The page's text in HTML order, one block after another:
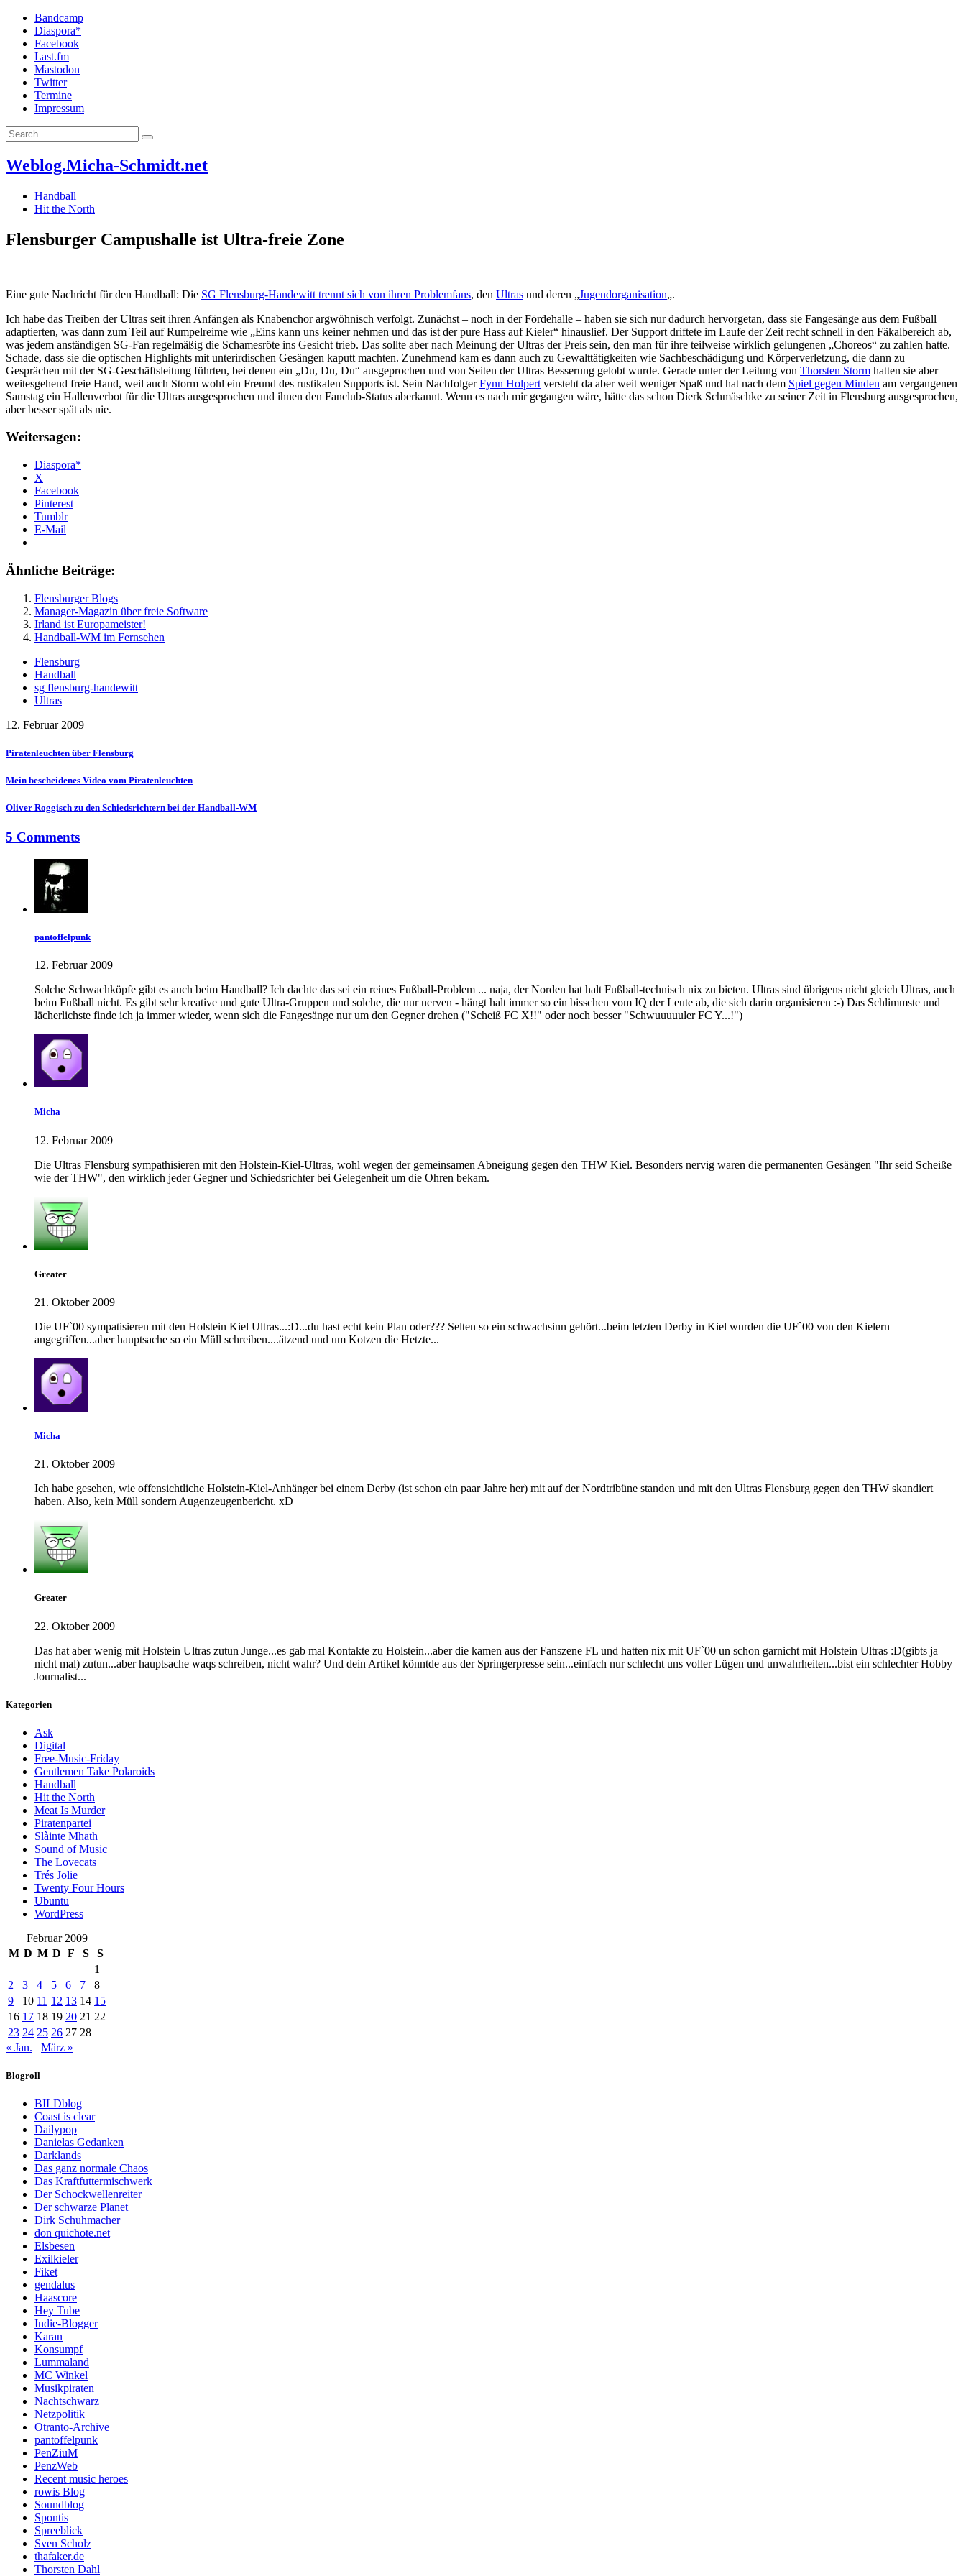
Bandcamp
Diaspora*
Facebook
Last.fm
Mastodon
Twitter
Termine
Impressum
Weblog.Micha-Schmidt.net
Handball
Hit the North
Flensburger Campushalle ist Ultra-freie Zone
Eine gute Nachricht für den Handball: Die SG Flensburg-Handewitt trennt sich von ihren Problemfans, den Ultras und deren „Jugendorganisation„.
Ich habe das Treiben der Ultras seit ihren Anfängen als Knabenchor argwöhnisch verfolgt. Zunächst – noch in der Fördehalle – haben sie sich nur dadurch hervorgetan, dass sie Fangesänge aus dem Fußball
adaptierten, was dann zum Teil auf Rumpelreime wie „Eins kann uns keiner nehmen und das ist der pure Hass auf Kieler“ hinauslief. Der Support driftete im Laufe der Zeit recht schnell in den Fäkalbereich ab,
was jedem anständigen SG-Fan regelmäßig die Schamesröte ins Gesicht trieb. Das sollte aber nach Meinung der Ultras der Preis sein, den man für ihre teilweise wirklich gelungenen „Choreos“ zu zahlen hatte.
Schade, dass sie die optischen Highlights mit unterirdischen Gesängen kaputt machten. Zunehmend kam es dann auch zu Gewalttätigkeiten wie Sachbeschädigung und Körperverletzung, die dann zu
Gesprächen mit der SG-Geschäftsleitung führten, bei denen ein „Du, Du, Du“ ausgeprochen und von Seiten der Ultras Besserung gelobt wurde. Gerade unter der Leitung von Thorsten Storm hatten sie aber
weitesgehend freie Hand, weil auch Storm wohl ein Freund des rustikalen Supports ist. Sein NachfolgerFynn Holpert versteht da aber weit weniger Spaß und hat nach dem Spiel gegen Minden am vergangenen
Samstag ein Hallenverbot für die Ultras ausgesprochen und ihnen den Fanclub-Status aberkannt. Wenn es nach mir gegangen wäre, hätte das schon Dierk Schmäschke zu seiner Zeit in Flensburg ausgesprochen,
aber besser spät als nie.
Weitersagen:
Diaspora*
X
Facebook
Pinterest
Tumblr
E-Mail
Ähnliche Beiträge:
Flensburger Blogs
Manager-Magazin über freie Software
Irland ist Europameister!
Handball-WM im Fernsehen
Flensburg
Handball
sg flensburg-handewitt
Ultras
12. Februar 2009
Piratenleuchten über Flensburg
Mein bescheidenes Video vom Piratenleuchten
Oliver Roggisch zu den Schiedsrichtern bei der Handball-WM
5 Comments
pantoffelpunk
12. Februar 2009
Solche Schwachköpfe gibt es auch beim Handball? Ich dachte das sei ein reines Fußball-Problem ... naja, der Norden hat halt Fußball-technisch nix zu bieten. Ultras sind übrigens nicht gleich Ultras, auch
beim Fußball nicht. Es gibt sehr kreative und gute Ultra-Gruppen und solche, die nur nerven - hängt halt immer so ein bisschen vom IQ der Leute ab, die sich darin organisieren :-) Das Schlimmste und
lächerlichste finde ich ja immer wieder, wenn sich die Fangesänge nur um den Gegner drehen ("Scheiß FC X!!" oder noch besser "Schwuuuuuler FC Y...!")
Micha
12. Februar 2009
Die Ultras Flensburg sympathisieren mit den Holstein-Kiel-Ultras, wohl wegen der gemeinsamen Abneigung gegen den THW Kiel. Besonders nervig waren die permanenten Gesängen "Ihr seid Scheiße
wie der THW", den wirklich jeder Gegner und Schiedsrichter bei Gelegenheit um die Ohren bekam.
Greater
21. Oktober 2009
Die UF`00 sympatisieren mit den Holstein Kiel Ultras...:D...du hast echt kein Plan oder??? Selten so ein schwachsinn gehört...beim letzten Derby in Kiel wurden die UF`00 von den Kielern
angegriffen...aber hauptsache so ein Müll schreiben....ätzend und um Kotzen die Hetzte...
Micha
21. Oktober 2009
Ich habe gesehen, wie offensichtliche Holstein-Kiel-Anhänger bei einem Derby (ist schon ein paar Jahre her) mit auf der Nordtribüne standen und mit den Ultras Flensburg gegen den THW skandiert
haben. Also, kein Müll sondern Augenzeugenbericht. xD
Greater
22. Oktober 2009
Das hat aber wenig mit Holstein Ultras zutun Junge...es gab mal Kontakte zu Holstein...aber die kamen aus der Fanszene FL und hatten nix mit UF`00 un schon garnicht mit Holstein Ultras :D(gibts ja
nicht mal) zutun...aber hauptsache waqs schreiben, nicht wahr? Und dein Artikel könntde aus der Springerpresse sein...einfach nur schlecht uns voller Lügen und unwahrheiten...bist ein schlechter Hobby
Journalist...
Kategorien
Ask
Digital
Free-Music-Friday
Gentlemen Take Polaroids
Handball
Hit the North
Meat Is Murder
Piratenpartei
Slàinte Mhath
Sound of Music
The Lovecats
Trés Jolie
Twenty Four Hours
Ubuntu
WordPress
Februar 2009
M D M D F S
S
1
2
3 4 5 6 7
8
9
10 11 12 13 14 15
16 17 18 19 20 21 22
23 24 25 26 27 28
« Jan.
März »
Blogroll
BILDblog
Coast is clear
Dailypop
Danielas Gedanken
Darklands
Das ganz normale Chaos
Das Kraftfuttermischwerk
Der Schockwellenreiter
Der schwarze Planet
Dirk Schuhmacher
don quichote.net
Elsbesen
Exilkieler
Fiket
gendalus
Haascore
Hey Tube
Indie-Blogger
Karan
Konsumpf
Lummaland
MC Winkel
Musikpiraten
Nachtschwarz
Netzpolitik
Otranto-Archive
pantoffelpunk
PenZiuM
PenzWeb
Recent music heroes
rowis Blog
Soundblog
Spontis
Spreeblick
Sven Scholz
thafaker.de
Thorsten Dahl